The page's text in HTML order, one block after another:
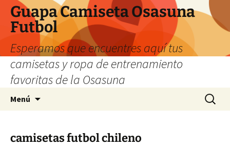
Guapa Camiseta Osasuna
Futbol
Esperamos que encuentres aquí tus
camisetas y ropa de entrenamiento
favoritas de la Osasuna
Menú Buscar:
camisetas futbol chileno